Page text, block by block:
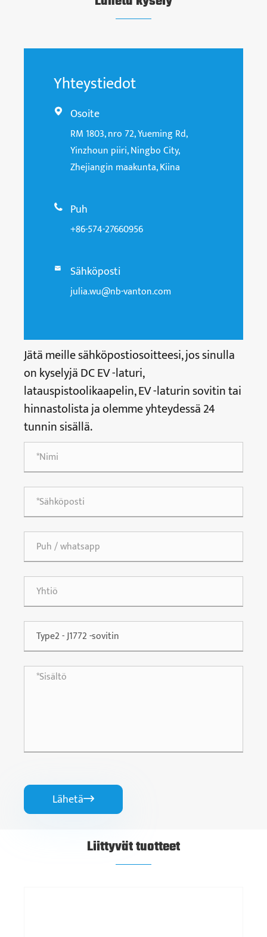
Yhteystiedot
 Osoite
RM 1803, nro 72, Yueming Rd,
Yinzhoun piiri, Ningbo City,
Zhejiangin maakunta, Kiina
 Puh
+86-574-27660956
 Sähköposti
julia.wu@nb-vanton.com
Jätä meille sähköpostiosoitteesi, jos sinulla
on kyselyjä DC EV -laturi,
latauspistoolikaapelin, EV -laturin sovitin tai
hinnastolista ja olemme yhteydessä 24
tunnin sisällä.
Lähetä
Liittyvät tuotteet